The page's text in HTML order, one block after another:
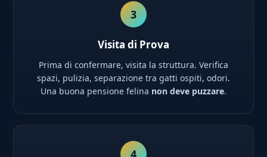
3
Visita di Prova
Prima di confermare, visita la struttura. Verifica
spazi, pulizia, separazione tra gatti ospiti, odori.
Una buona pensione felina non deve puzzare.
4